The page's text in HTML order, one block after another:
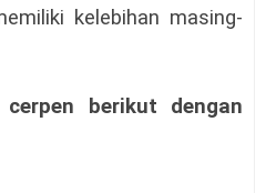
kelebihan masing-
berikut dengan